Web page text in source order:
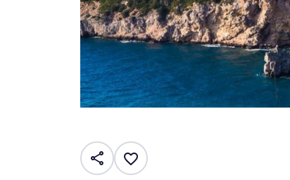
share favorite_border